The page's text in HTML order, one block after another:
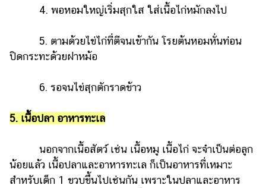
4. พอหอมใหญ่เริ่มสุกใส ใส่เนื้อไก่หมักลงไป
5. ตามด้วยไข่ไก่ที่ตีจนเข้ากัน โรยต้นหอมหั่นท่อน
ปิดกระทะด้วยฝาหม้อ
6. รอจนไข่สุกตักราดข้าว
5. เนื้อปลา อาหารทะเล
นอกจากเนื้อสัตว์ เช่น เนื้อหมู เนื้อไก่ จะจำเป็นต่อลูก
น้อยแล้ว เนื้อปลาและอาหารทะเล ก็เป็นอาหารที่เหมาะ
สำหรับเด็ก 1 ขวบขึ้นไปเช่นกัน เพราะในปลาและอาหาร